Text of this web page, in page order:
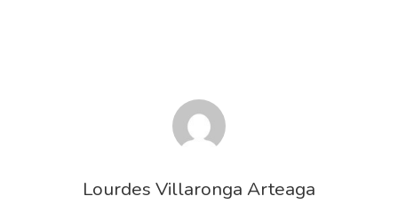
Lourdes Villaronga Arteaga